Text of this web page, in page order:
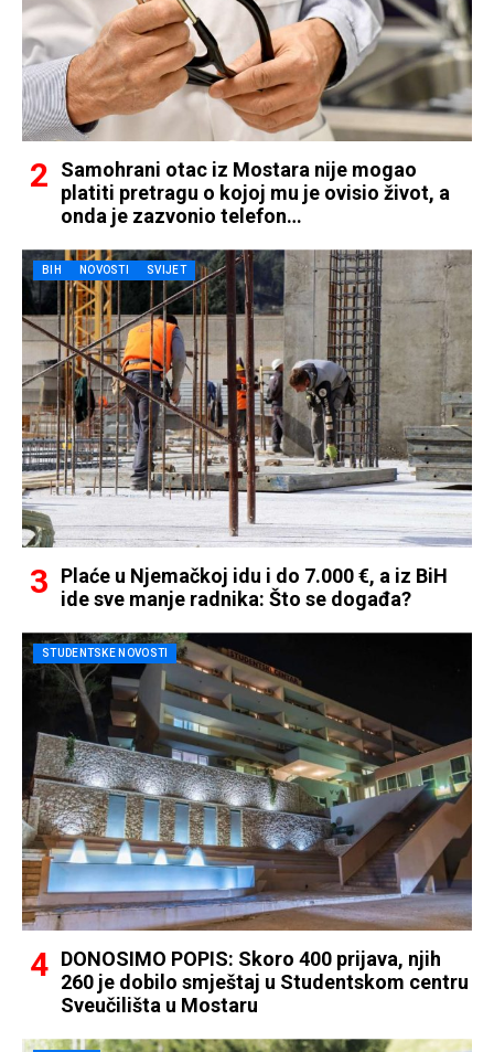
Samohrani otac iz Mostara nije mogao
platiti pretragu o kojoj mu je ovisio život, a
onda je zazvonio telefon…
BIH NOVOSTI SVIJET
Plaće u Njemačkoj idu i do 7.000 €, a iz BiH
ide sve manje radnika: Što se događa?
STUDENTSKE NOVOSTI
DONOSIMO POPIS: Skoro 400 prijava, njih
260 je dobilo smještaj u Studentskom centru
Sveučilišta u Mostaru